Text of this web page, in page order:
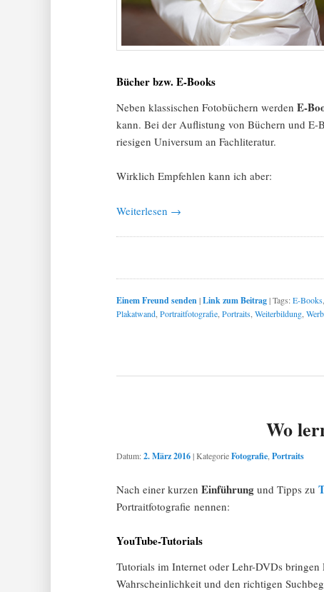
Bücher bzw. E-Books
Neben klassischen Fotobüchern werdenE-
kann. Bei der Auflistung von Büchern und E-
riesigen Universum an Fachliteratur.
Wirklich Empfehlen kann ich aber:
Weiterlesen →
Einem Freund senden|Link zum Beitrag|Tags:E-Books
Plakatwand ,Portraitfotografie ,Portraits ,Weiterbildung ,
Wo
Datum:2. März 2016|KategorieFotografie,Portraits
Nach einer kurzenEinführung und Tipps zu
Portraitfotografie nennen:
YouTube-Tutorials
Tutorials im Internet oder Lehr-DVDs
Wahrscheinlichkeit und den richtigen